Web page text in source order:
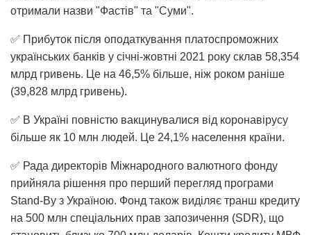
отримали назви "Фастів" та "Суми".
✅ Прибуток після оподаткування платоспроможних
українських банків у січні-жовтні 2021 року склав 58,354
млрд гривень. Це на 46,5% більше, ніж роком раніше
(39,828 млрд гривень).
✅ В Україні повністю вакцинувалися від коронавірусу
більше як 10 млн людей. Це 24,1% населення країни.
✅ Рада директорів Міжнародного валютного фонду
прийняла рішення про перший перегляд програми
Stand-By з Україною. Фонд також виділяє транш кредиту
на 500 млн спеціальних прав запозичення (SDR), що